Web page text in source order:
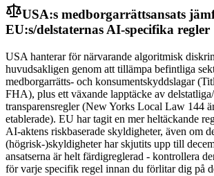
USA:s medborgarrättsansats
EU:s/delstaternas AI-specifika regler
USA hanterar för närvarande algoritmisk
huvudsakligen genom att tillämpa befintliga
medborgarrätts- och konsumentskyddslagar
FHA), plus ett växande lapptäcke av
transparensregler (New Yorks Local Law 144
etablerade). EU har tagit en mer heltäckande
AI-aktens riskbaserade skyldigheter, även om
(högrisk-)skyldigheter har skjutits upp till
ansatserna är helt färdigreglerad - kontrollera
för varje specifik regel innan du förlitar dig på